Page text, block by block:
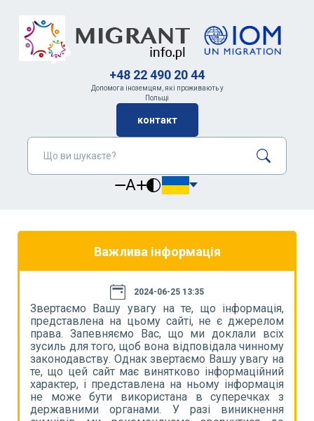
+48 22 490 20 44
Допомога іноземцям, які проживають у
Польщі
контакт
A
Важлива інформація
2024-06-25 13:35
Звертаємо Вашу увагу на те, що інформація,
представлена на цьому сайті, не є джерелом
права. Запевняємо Вас, що ми доклали всіх
зусиль для того, щоб вона відповідала чинному
законодавству. Однак звертаємо Вашу увагу на
те, що цей сайт має винятково інформаційний
характер, і представлена на ньому інформація
не може бути використана в суперечках з
державними органами. У разі виникнення